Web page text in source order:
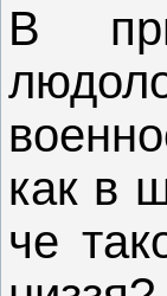
В
как в
че